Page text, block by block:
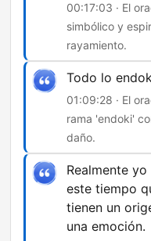
00:17:03 · El
simbólico y
rayamiento.
Todo lo
01:09:28 · El
rama 'endoki'
daño.
Realmente
este tiempo
tienen un
una emoción.